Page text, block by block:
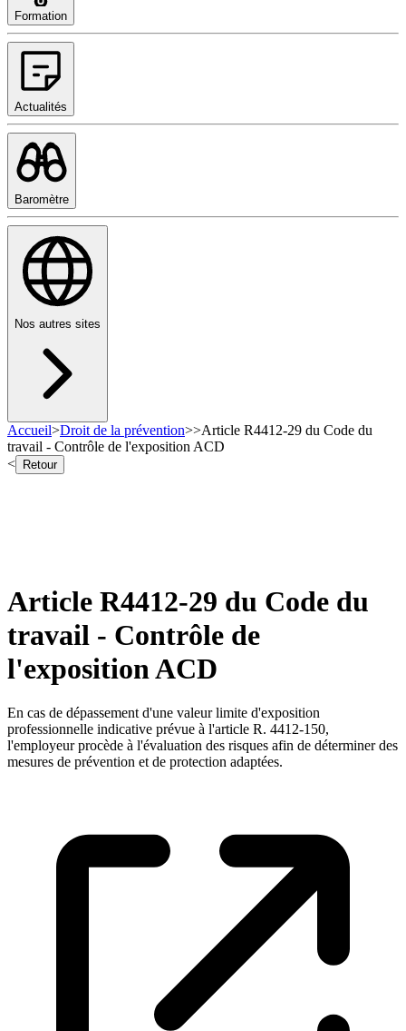
Formation
Actualités
Baromètre
Nos autres sites
Accueil>Droit de la prévention>>Article R4412-29 du Code du
travail - Contrôle de l'exposition ACD
<
Retour
Article R4412-29 du Code du
travail - Contrôle de
l'exposition ACD
En cas de dépassement d'une valeur limite d'exposition
professionnelle indicative prévue à l'article R. 4412-150,
l'employeur procède à l'évaluation des risques afin de déterminer des
mesures de prévention et de protection adaptées.